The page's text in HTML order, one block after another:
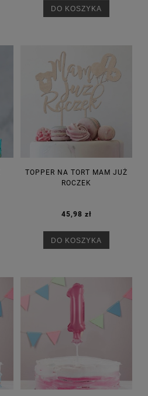
DO KOSZYKA
TOPPER NA TORT MAM JUŻ
ROCZEK
45,98 zł
DO KOSZYKA